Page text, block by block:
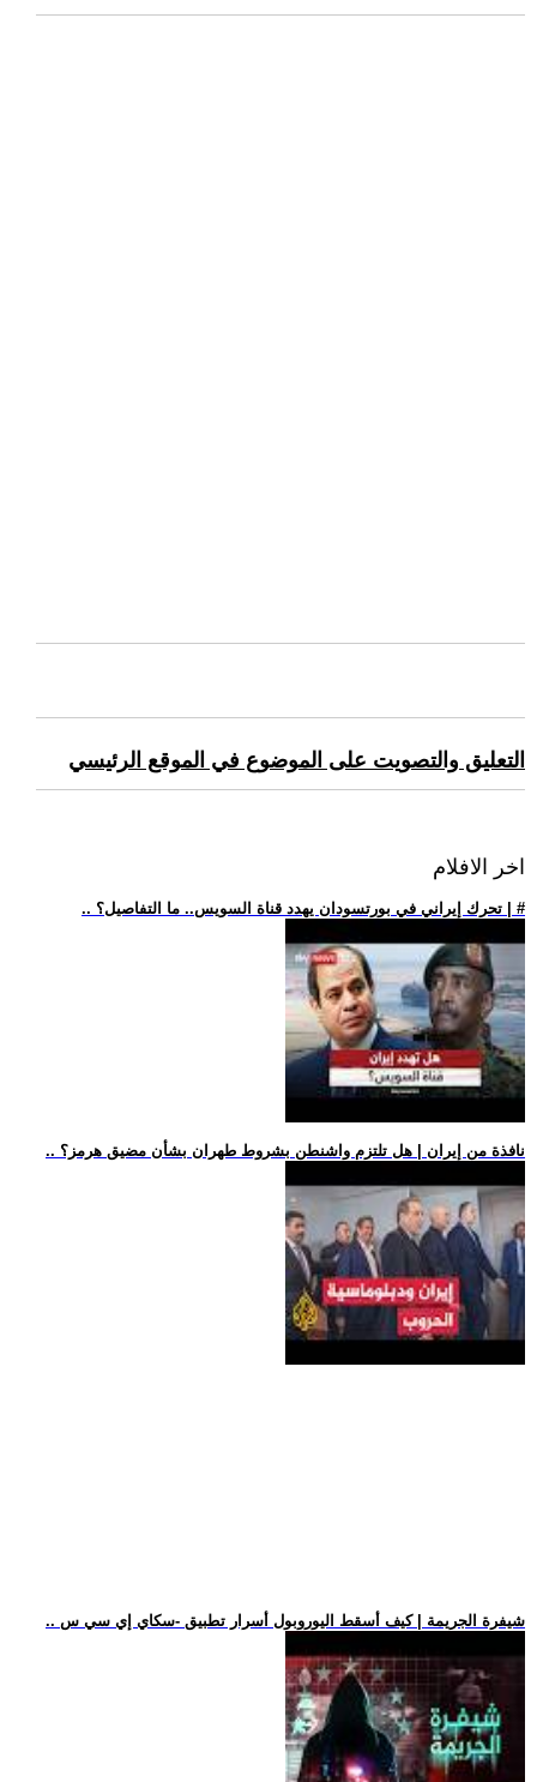
التعليق والتصويت على الموضوع في الموقع الرئيسي
اخر الافلام
.. تحرك إيراني في بورتسودان يهدد قناة السويس.. ما التفاصيل؟ | #
.. نافذة من إيران | هل تلتزم واشنطن بشروط طهران بشأن مضيق هرمز؟
.. شيفرة الجريمة | كيف أسقط اليوروبول أسرار تطبيق -سكاي إي سي س